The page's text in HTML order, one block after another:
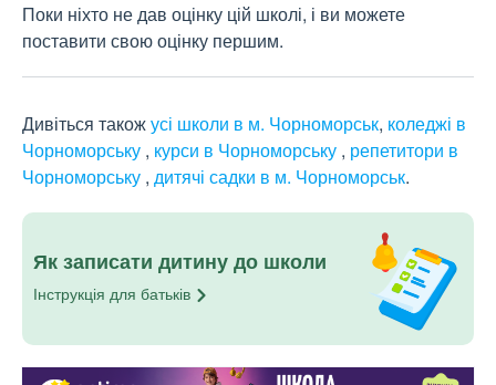
Поки ніхто не дав оцінку цій школі, і ви можете
поставити свою оцінку першим.
Дивіться такожусі школи в м. Чорноморськ, коледжі в
Чорноморську , курси в Чорноморську , репетитори в
Чорноморську , дитячі садки в м. Чорноморськ.
Як записати дитину до школи
Інструкція для батьків